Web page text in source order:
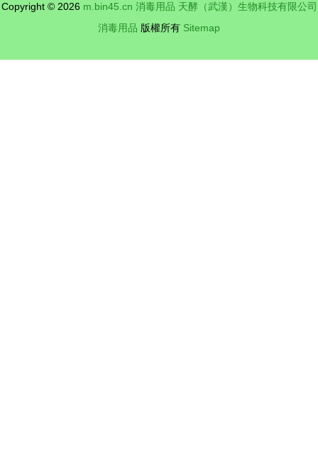
Copyright © 2026 m.bin45.cn 消毒用品 天酵（武漢）生物科技有限公司
消毒用品 版權所有 Sitemap